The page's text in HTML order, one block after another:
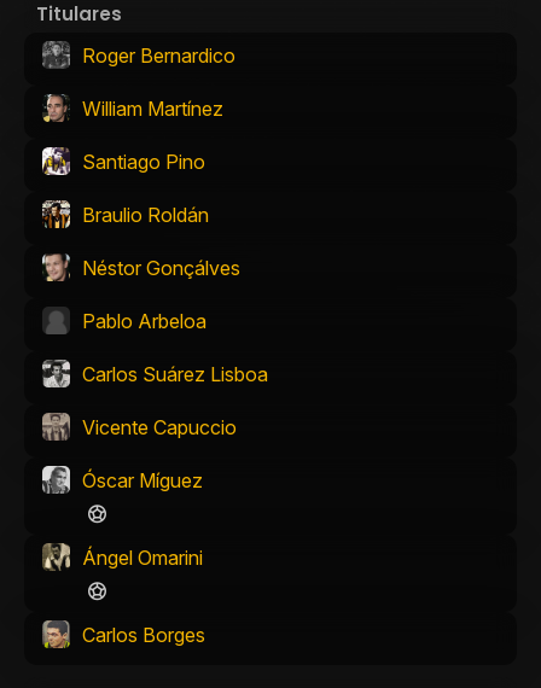
Titulares
Roger Bernardico
William Martínez
Santiago Pino
Braulio Roldán
Néstor Gonçálves
Pablo Arbeloa
Carlos Suárez Lisboa
Vicente Capuccio
Óscar Míguez
Ángel Omarini
Carlos Borges